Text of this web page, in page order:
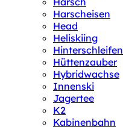
Harscheisen
Head
Heliskiing
Hinterschleifen
Hüttenzauber
Hybridwachse
Innenski
Jagertee
K2
Kabinenbahn